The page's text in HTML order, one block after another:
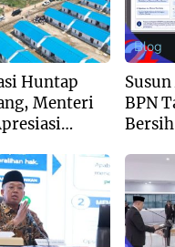
Huntap
Menteri
Chi dan
Blog
BPN